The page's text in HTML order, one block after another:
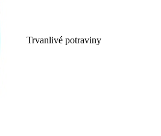
Trvanlivé potraviny